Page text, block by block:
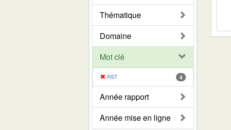
Thématique
Domaine
Mot clé
RST 4
Année rapport
Année mise en ligne